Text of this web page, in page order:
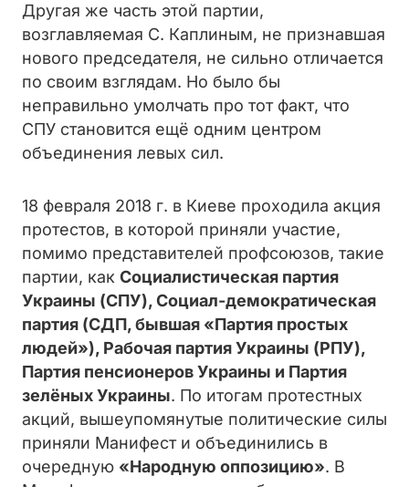
Другая же часть этой партии,
возглавляемая С. Каплиным, не признавшая
нового председателя, не сильно отличается
по своим взглядам. Но было бы
неправильно умолчать про тот факт, что
СПУ становится ещё одним центром
объединения левых сил.
18 февраля 2018 г. в Киеве проходила акция
протестов, в которой приняли участие,
помимо представителей профсоюзов, такие
партии, как Социалистическая партия
Украины (СПУ), Социал-демократическая
партия (СДП, бывшая «Партия простых
людей»), Рабочая партия Украины (РПУ),
Партия пенсионеров Украины и Партия
зелёных Украины. По итогам протестных
акций, вышеупомянутые политические силы
приняли Манифест и объединились в
очередную «Народную оппозицию». В